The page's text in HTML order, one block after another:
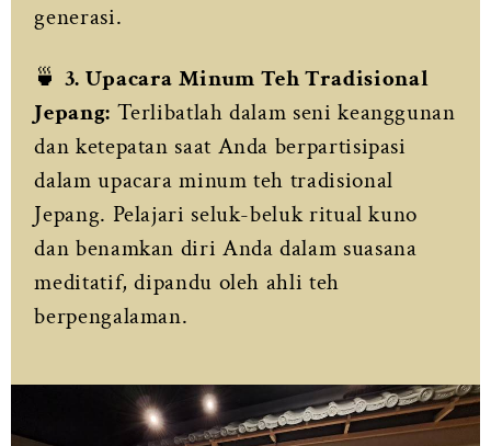
generasi.
🍵 3. Upacara Minum Teh Tradisional
Jepang: Terlibatlah dalam seni keanggunan
dan ketepatan saat Anda berpartisipasi
dalam upacara minum teh tradisional
Jepang. Pelajari seluk-beluk ritual kuno
dan benamkan diri Anda dalam suasana
meditatif, dipandu oleh ahli teh
berpengalaman.